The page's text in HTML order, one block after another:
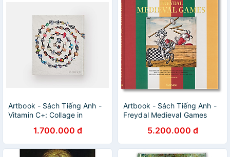
Artbook - Sách Tiếng Anh -
Vitamin C+: Collage in
1.700.000 đ
Artbook - Sách Tiếng Anh -
Freydal Medieval Games
5.200.000 đ